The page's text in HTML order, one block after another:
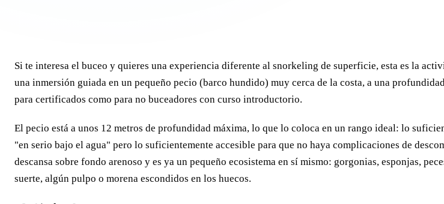
Si te interesa el buceo y quieres una experiencia diferente al snorkeling de superficie, esta es la
una inmersión guiada en un pequeño pecio (barco hundido) muy cerca de la costa, a una
para certificados como para no buceadores con curso introductorio.
El pecio está a unos 12 metros de profundidad máxima, lo que lo coloca en un rango ideal: lo
"en serio bajo el agua" pero lo suficientemente accesible para que no haya complicaciones de
descansa sobre fondo arenoso y es ya un pequeño ecosistema en sí mismo: gorgonias, esponjas,
suerte, algún pulpo o morena escondidos en los huecos.